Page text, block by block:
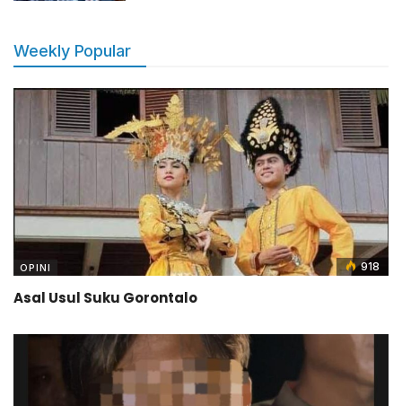
Weekly Popular
OPINI 918
Asal Usul Suku Gorontalo